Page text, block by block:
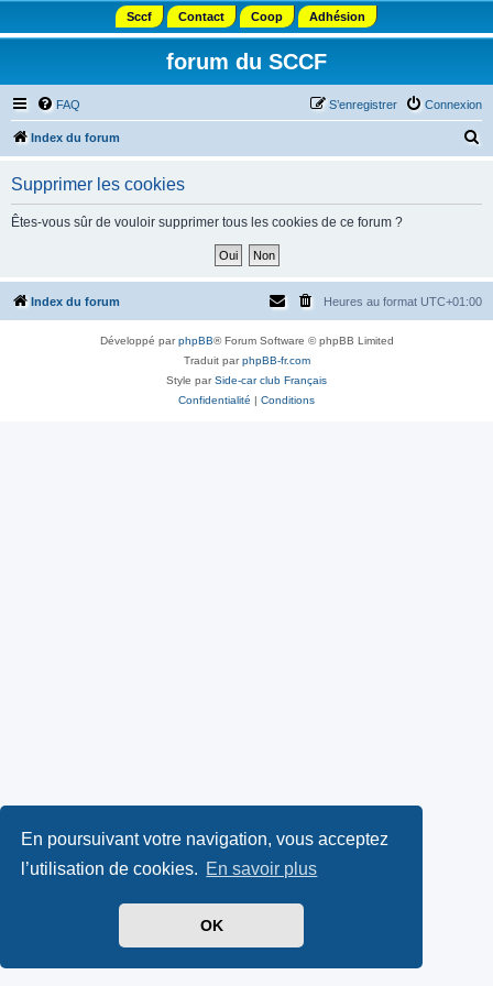
En poursuivant votre navigation, vous acceptez
l’utilisation de cookies. En savoir plus
OK
Sccf Contact Coop Adhésion
forum du SCCF
FAQ Connexion
S’enregistrer
Index du forum
h
Supprimer les cookies
Êtes-vous sûr de vouloir supprimer tous les cookies de ce forum ?
Index du forum Heures au format UTC+01:00
Développé parphpBB® Forum Software © phpBB Limited
Traduit parphpBB-fr.com
Style parSide-car club Français
Confidentialité | Conditions